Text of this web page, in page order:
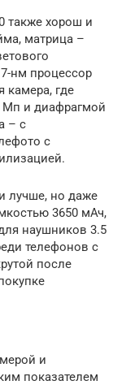
также хорош и
матрица –
7-нм процессор
камера, где
Мп и диафрагмой
– с
с
лучше, но даже
3650 мАч,
наушников 3.5
телефонов с
после
и
показателем